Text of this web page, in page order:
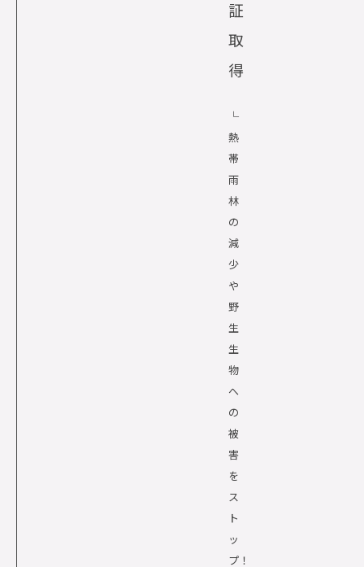
証
取
得
└
熱
帯
雨
林
の
減
少
や
野
生
生
物
へ
の
被
害
を
ス
ト
ッ
プ！